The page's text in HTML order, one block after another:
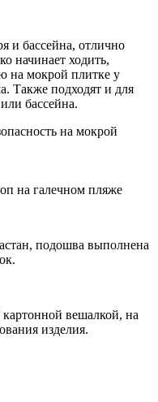
и бассейна, отлично
начинает ходить,
на мокрой плитке у
Также подходят и для
бассейна.
на мокрой
на галечном пляже
подошва выполнена
вешалкой, на
изделия.